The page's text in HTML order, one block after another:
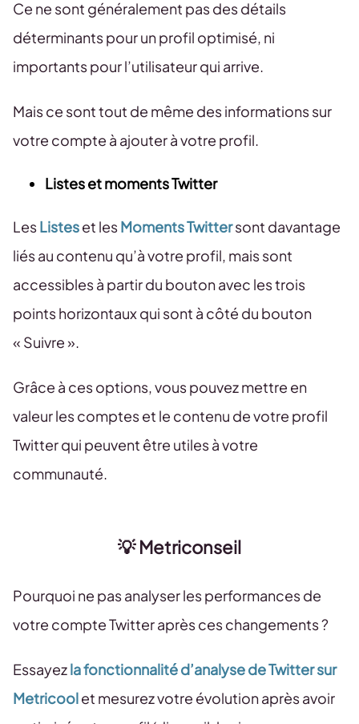
Ce ne sont généralement pas des détails
déterminants pour un profil optimisé, ni
importants pour l’utilisateur qui arrive.
Mais ce sont tout de même des informations sur
votre compte à ajouter à votre profil.
Listes et moments Twitter
LesListeset lesMoments Twittersont davantage
liés au contenu qu’à votre profil, mais sont
accessibles à partir du bouton avec les trois
points horizontaux qui sont à côté du bouton
« Suivre ».
Grâce à ces options, vous pouvez mettre en
valeur les comptes et le contenu de votre profil
Twitter qui peuvent être utiles à votre
communauté.
💡 Metriconseil
Pourquoi ne pas analyser les performances de
votre compte Twitter après ces changements ?
Essayezla fonctionnalité d’analyse de Twitter sur
Metricoolet mesurez votre évolution après avoir